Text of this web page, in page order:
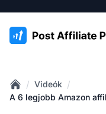
:site.title
Home
/ Videók /
A 6 legjobb Amazon